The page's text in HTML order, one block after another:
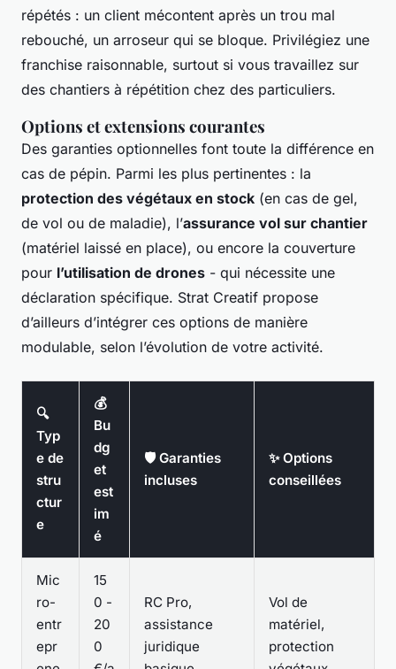
répétés : un client mécontent après un trou mal
rebouché, un arroseur qui se bloque. Privilégiez une
franchise raisonnable, surtout si vous travaillez sur
des chantiers à répétition chez des particuliers.
Options et extensions courantes
Des garanties optionnelles font toute la différence en
cas de pépin. Parmi les plus pertinentes : la
protection des végétaux en stock (en cas de gel,
de vol ou de maladie), l’assurance vol sur chantier
(matériel laissé en place), ou encore la couverture
pour l’utilisation de drones - qui nécessite une
déclaration spécifique. Strat Creatif propose
d’ailleurs d’intégrer ces options de manière
modulable, selon l’évolution de votre activité.
🔍
Typ
e de
stru
ctur
e
💰
Bu
dg
et
est
im
é
🛡️ Garanties
incluses
✨ Options
conseillées
Mic
ro-
entr
epr
15
0 -
20
0
RC Pro,
assistance
juridique
Vol de
matériel,
protection